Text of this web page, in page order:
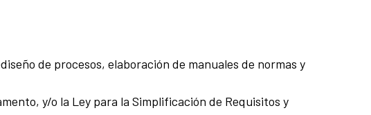
de procesos, elaboración de manuales de normas y
y/o la Ley para la Simplificación de Requisitos y